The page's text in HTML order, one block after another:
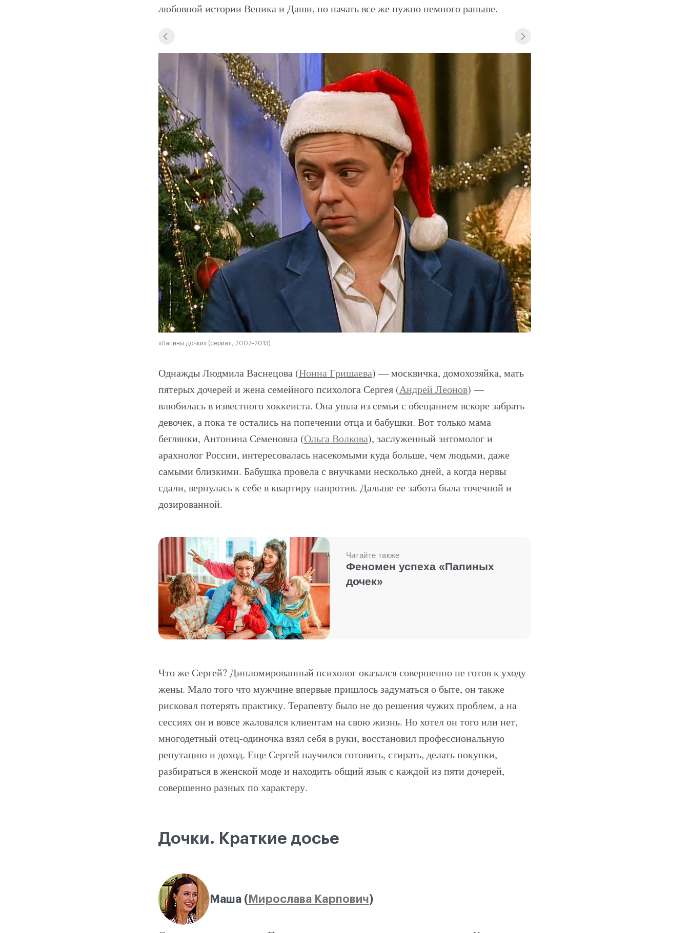
любовной истории Веника и Даши, но начать все же нужно немного раньше.
«Папины дочки» (сериал, 2007–2013)
Однажды Людмила Васнецова (Нонна Гришаева) — москвичка, домохозяйка, мать
пятерых дочерей и жена семейного психолога Сергея (Андрей Леонов) —
влюбилась в известного хоккеиста. Она ушла из семьи с обещанием вскоре забрать
девочек, а пока те остались на попечении отца и бабушки. Вот только мама
беглянки, Антонина Семеновна (Ольга Волкова), заслуженный энтомолог и
арахнолог России, интересовалась насекомыми куда больше, чем людьми, даже
самыми близкими. Бабушка провела с внучками несколько дней, а когда нервы
сдали, вернулась к себе в квартиру напротив. Дальше ее забота была точечной и
дозированной.
Читайте также
Феномен успеха «Папиных
дочек»
Что же Сергей? Дипломированный психолог оказался совершенно не готов к уходу
жены. Мало того что мужчине впервые пришлось задуматься о быте, он также
рисковал потерять практику. Терапевту было не до решения чужих проблем, а на
сессиях он и вовсе жаловался клиентам на свою жизнь. Но хотел он того или нет,
многодетный отец-одиночка взял себя в руки, восстановил профессиональную
репутацию и доход. Еще Сергей научился готовить, стирать, делать покупки,
разбираться в женской моде и находить общий язык с каждой из пяти дочерей,
совершенно разных по характеру.
Дочки. Краткие досье
Маша ( Мирослава Карпович)